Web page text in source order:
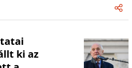
tatai
ki az